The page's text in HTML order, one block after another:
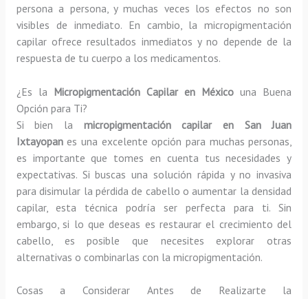
persona a persona, y muchas veces los efectos no son
visibles de inmediato. En cambio, la micropigmentación
capilar ofrece resultados inmediatos y no depende de la
respuesta de tu cuerpo a los medicamentos.
¿Es la Micropigmentación Capilar en México una Buena
Opción para Ti?
Si bien la micropigmentación capilar en San Juan
Ixtayopanes una excelente opción para muchas personas,
es importante que tomes en cuenta tus necesidades y
expectativas. Si buscas una solución rápida y no invasiva
para disimular la pérdida de cabello o aumentar la densidad
capilar, esta técnica podría ser perfecta para ti. Sin
embargo, si lo que deseas es restaurar el crecimiento del
cabello, es posible que necesites explorar otras
alternativas o combinarlas con la micropigmentación.
Cosas a Considerar Antes de Realizarte la